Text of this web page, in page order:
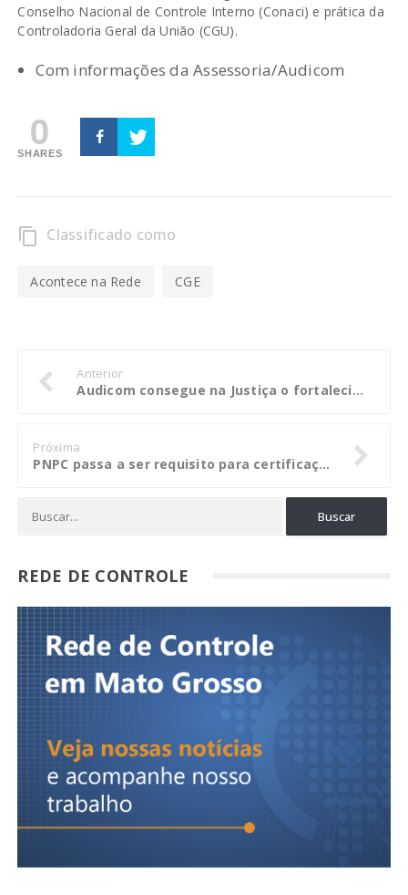
Conselho Nacional de Controle Interno (Conaci) e prática da
Controladoria Geral da União (CGU).
Com informações da Assessoria/Audicom
0
SHARES
content_copy Classificado como
Acontece na Rede CGE
Anterior
Audicom consegue na Justiça o fortalecimento do controle interno em Rondonópolis
Próxima
PNPC passa a ser requisito para certificação do modelo de governança e gestão pública
REDE DE CONTROLE